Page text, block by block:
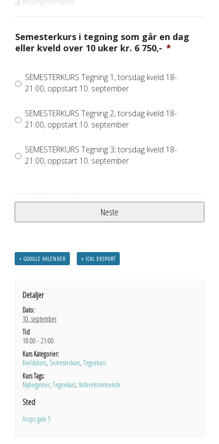
Semesterkurs i tegning som går en dag
eller kveld over 10 uker kr. 6 750,- *
SEMESTERKURS Tegning 1, torsdag kveld 18-
21:00, oppstart 10. september
SEMESTERKURS Tegning 2, torsdag kveld 18-
21:00, oppstart 10. september
SEMESTERKURS Tegning 3; torsdag kveld 18-
21:00, oppstart 10. september
+ GOOGLE KALENDER + ICAL EKSPORT
Detaljer
Dato:
10. september
Tid
18:00 - 21:00
Kurs Kategorier:
Kveldskurs, Semesterkurs,Tegnekurs
Kurs Tags:
Nybegynner,Tegnekurs,Viderekommende
Sted
Arups gate 5